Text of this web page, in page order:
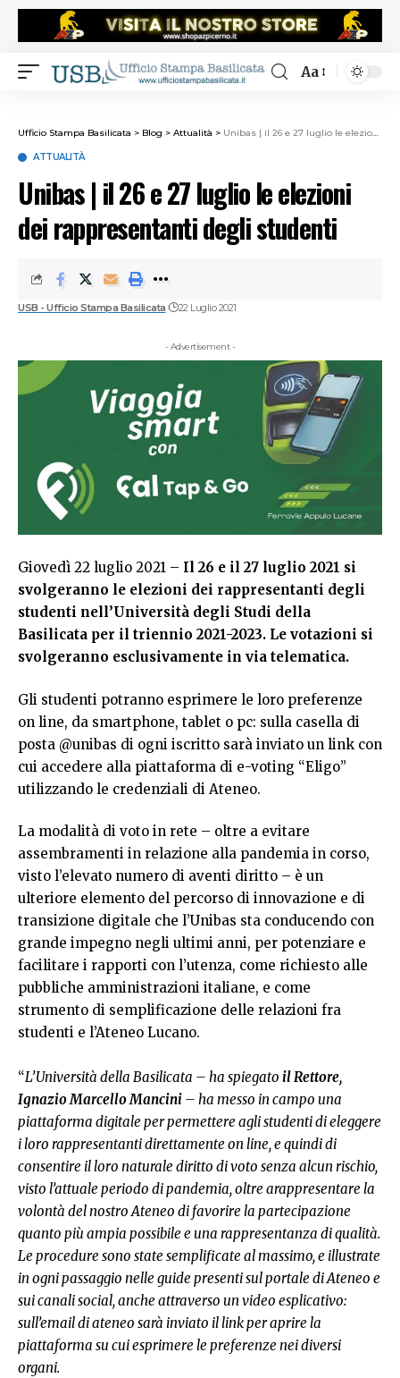
Aa
Ufficio Stampa Basilicata > Blog > Attualità > Unibas | il 26 e 27 luglio le elezioni dei rappresentanti degli studenti
ATTUALITÀ
Unibas | il 26 e 27 luglio le elezioni
dei rappresentanti degli studenti
USB - Ufficio Stampa Basilicata 22 Luglio 2021
- Advertisement -
Giovedì 22 luglio 2021 – Il 26 e il 27 luglio 2021 si
svolgeranno le elezioni dei rappresentanti degli
studenti nell’Università degli Studi della
Basilicata per il triennio 2021-2023. Le votazioni si
svolgeranno esclusivamente in via telematica.
Gli studenti potranno esprimere le loro preferenze
on line, da smartphone, tablet o pc: sulla casella di
posta @unibas di ogni iscritto sarà inviato un link con
cui accedere alla piattaforma di e-voting “Eligo”
utilizzando le credenziali di Ateneo.
La modalità di voto in rete – oltre a evitare
assembramenti in relazione alla pandemia in corso,
visto l’elevato numero di aventi diritto – è un
ulteriore elemento del percorso di innovazione e di
transizione digitale che l’Unibas sta conducendo con
grande impegno negli ultimi anni, per potenziare e
facilitare i rapporti con l’utenza, come richiesto alle
pubbliche amministrazioni italiane, e come
strumento di semplificazione delle relazioni fra
studenti e l’Ateneo Lucano.
“L’Università della Basilicata – ha spiegato il Rettore,
Ignazio Marcello Mancini – ha messo in campo una
piattaforma digitale per permettere agli studenti di eleggere
i loro rappresentanti direttamente on line, e quindi di
consentire il loro naturale diritto di voto senza alcun rischio,
visto l’attuale periodo di pandemia, oltre arappresentare la
volontà del nostro Ateneo di favorire la partecipazione
quanto più ampia possibile e una rappresentanza di qualità.
Le procedure sono state semplificate al massimo, e illustrate
in ogni passaggio nelle guide presenti sul portale di Ateneo e
sui canali social, anche attraverso un video esplicativo:
sull’email di ateneo sarà inviato il link per aprire la
piattaforma su cui esprimere le preferenze nei diversi
organi.